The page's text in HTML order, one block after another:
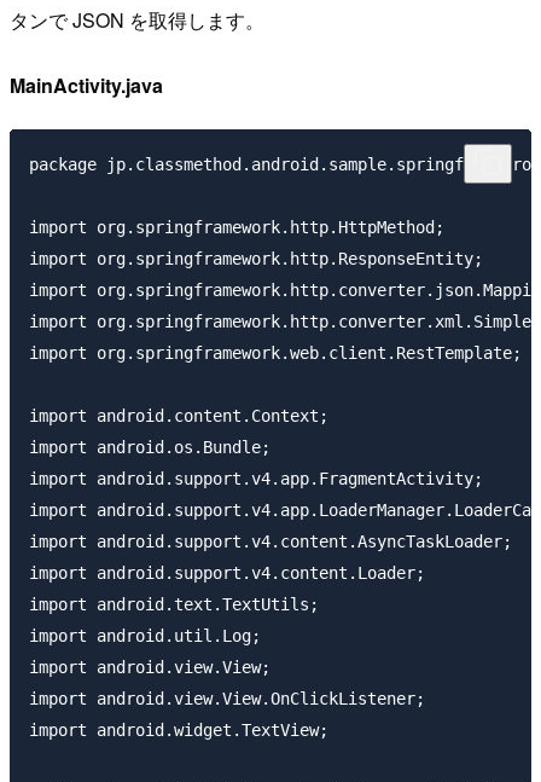
タンで JSON を取得します。
MainActivity.java
package
import org.springframework.http.HttpMethod;
import org.springframework.http.ResponseEntity;
import
import
import org.springframework.web.client.RestTemplate;
import android.content.Context;
import android.os.Bundle;
import android.support.v4.app.FragmentActivity;
import
import android.support.v4.content.AsyncTaskLoader;
import android.support.v4.content.Loader;
import android.text.TextUtils;
import android.util.Log;
import android.view.View;
import android.view.View.OnClickListener;
import android.widget.TextView;